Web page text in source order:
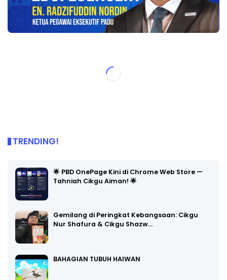
TRENDING!
🌟 PBD OnePage Kini di Chrome Web Store —
Tahniah Cikgu Aiman! 🌟
Gemilang di Peringkat Kebangsaan: Cikgu
Nur Shafura & Cikgu Shazw…
BAHAGIAN TUBUH HAIWAN